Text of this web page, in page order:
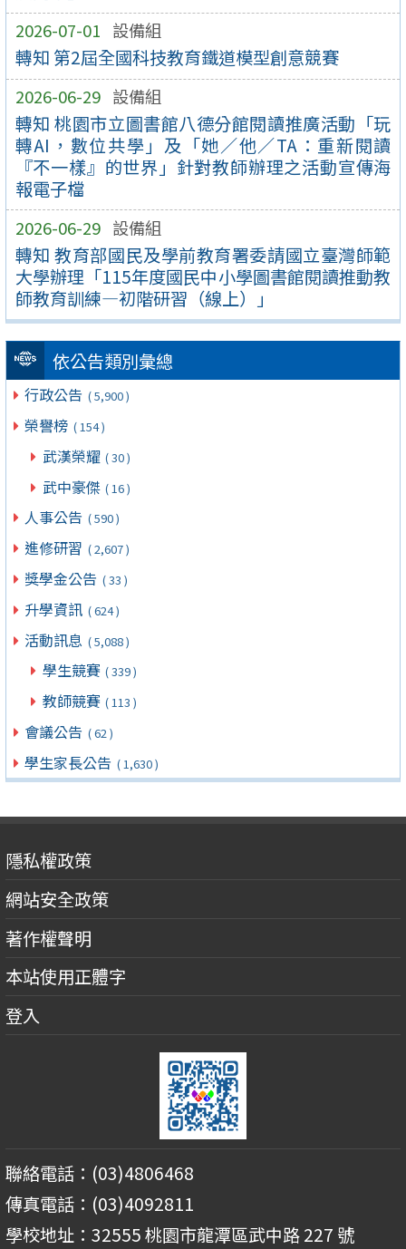
2026-07-01 設備組
轉知 第2屆全國科技教育鐵道模型創意競賽
2026-06-29 設備組
轉知 桃園市立圖書館八德分館閱讀推廣活動「玩
轉AI，數位共學」及「她／他／TA：重新閱讀
『不一樣』的世界」針對教師辦理之活動宣傳海
報電子檔
2026-06-29 設備組
轉知 教育部國民及學前教育署委請國立臺灣師範
大學辦理「115年度國民中小學圖書館閱讀推動教
師教育訓練—初階研習（線上）」
依公告類別彙總
行政公告 ( 5,900 )
榮譽榜 ( 154 )
武漢榮耀 ( 30 )
武中豪傑 ( 16 )
人事公告 ( 590 )
進修研習 ( 2,607 )
獎學金公告 ( 33 )
升學資訊 ( 624 )
活動訊息 ( 5,088 )
學生競賽 ( 339 )
教師競賽 ( 113 )
會議公告 ( 62 )
學生家長公告 ( 1,630 )
隱私權政策
網站安全政策
著作權聲明
本站使用正體字
登入
聯絡電話：(03)4806468
傳真電話：(03)4092811
學校地址：32555 桃園市龍潭區武中路 227 號